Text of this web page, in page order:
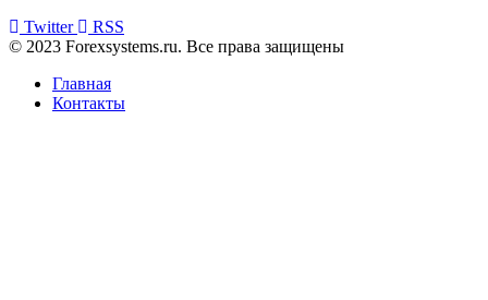
Twitter
RSS
© 2023 Forexsystems.ru. Все права защищены
Главная
Контакты